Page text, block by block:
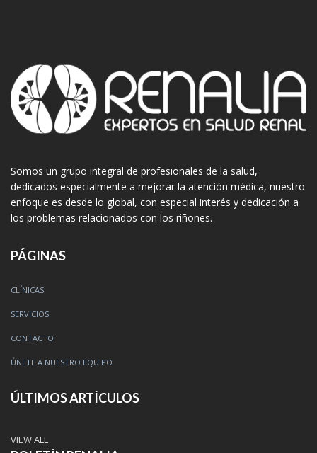
Somos un grupo integral de profesionales de la salud,
dedicados especialmente a mejorar la atención médica, nuestro
enfoque es desde lo global, con especial interés y dedicación a
los problemas relacionados con los riñones.
PÁGINAS
CLÍNICAS
SERVICIOS
CONTACTO
ÚNETE A NUESTRO EQUIPO
ÚLTIMOS ARTÍCULOS
VIEW ALL